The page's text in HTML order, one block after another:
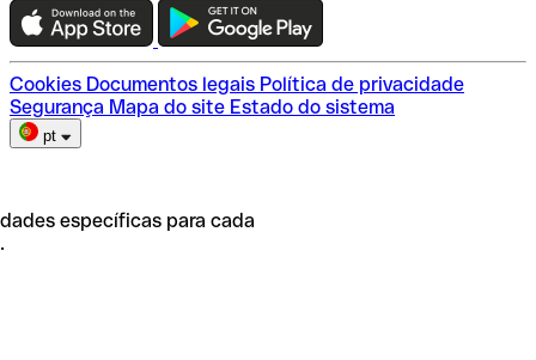
Escolha do plano
Cookies Documentos legais Política de privacidade
Segurança Mapa do site Estado do sistema
pt
específicas para cada